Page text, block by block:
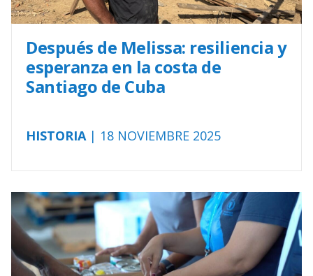
Después de Melissa: resiliencia y
esperanza en la costa de
Santiago de Cuba
HISTORIA | 18 NOVIEMBRE 2025